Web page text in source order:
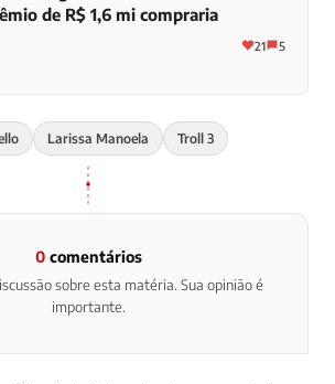
de R$ 1,6 mi compraria
21 5
Larissa Manoela Troll 3
0comentários
sobre esta matéria. Sua opinião é
importante.